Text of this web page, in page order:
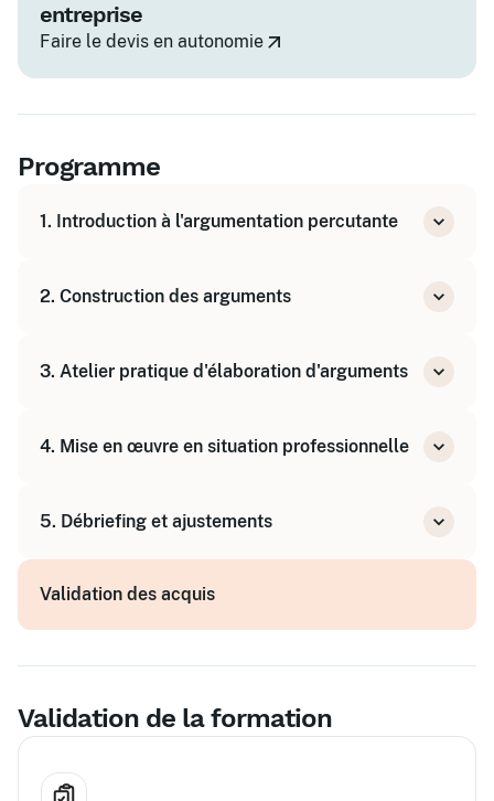
entreprise
Faire le devis en autonomie
Programme
1. Introduction à l'argumentation percutante
construits
2. Construction des arguments
clairs et impactants
3. Atelier pratique d'élaboration d'arguments
du formateur
4. Mise en œuvre en situation professionnelle
projets
5. Débriefing et ajustements
Conseils et expertises complémentaires du
formateur
Validation des acquis
Validation de la formation